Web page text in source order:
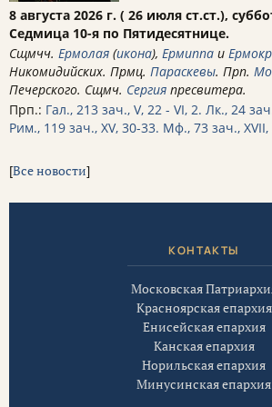
8 августа 2026 г. ( 26 июля ст.ст.),
Седмица 10-я по Пятидесятнице.
Сщмчч. Ермолая (икона), Ермиппа и
Никомидийских. Прмц. Параскевы. Прп.
Печерского. Сщмч. Сергия пресвитера.
Прп.: Гал., 213 зач., V, 22 - VI, 2. Лк., 24
Рим., 119 зач., XV, 30-33. Мф., 73 зач., XVII,
[Все новости]
КОНТАКТЫ
Московская
Красноярская епархия
Енисейская епархия
Канская епархия
Норильская епархия
Минусинская епархия